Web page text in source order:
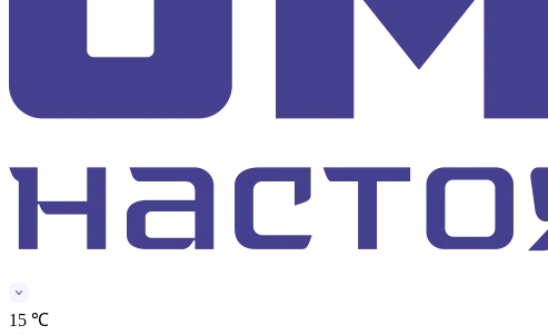
15 ℃